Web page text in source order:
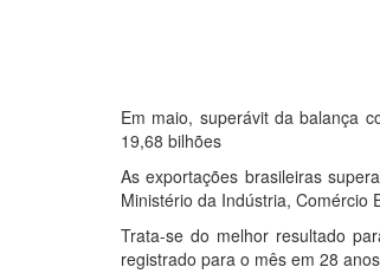
Em maio, superávit da balança
19,68 bilhões
As exportações brasileiras
Ministério da Indústria, Comércio
Trata-se do melhor resultado
registrado para o mês em 28